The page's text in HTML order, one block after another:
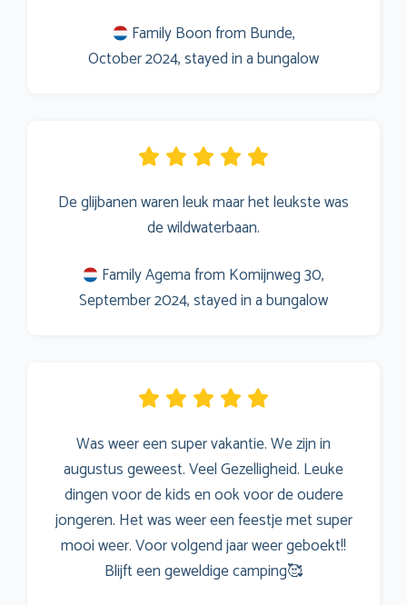
Family Boon from Bunde,
October 2024, stayed in a bungalow
De glijbanen waren leuk maar het leukste was
de wildwaterbaan.
Family Agema from Komijnweg 30,
September 2024, stayed in a bungalow
Was weer een super vakantie. We zijn in
augustus geweest. Veel Gezelligheid. Leuke
dingen voor de kids en ook voor de oudere
jongeren. Het was weer een feestje met super
mooi weer. Voor volgend jaar weer geboekt!!
Blijft een geweldige camping🥰